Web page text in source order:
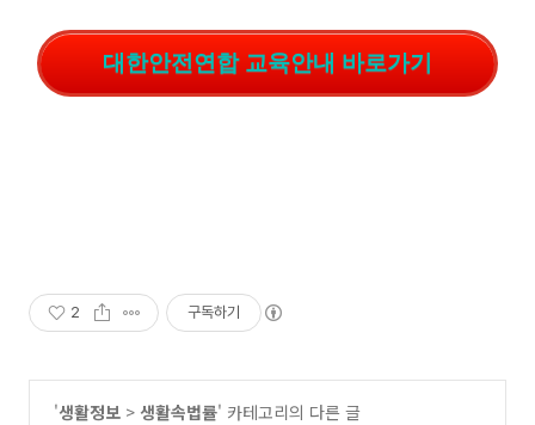
대한안전연합 교육안내 바로가기
2 구독하기
'생활정보 > 생활속법률' 카테고리의 다른 글